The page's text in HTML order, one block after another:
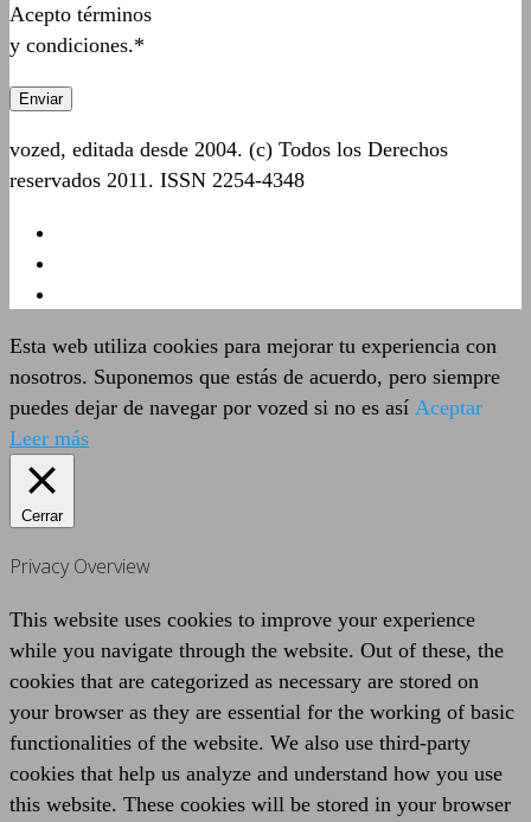
Acepto términos
y condiciones.*
vozed, editada desde 2004. (c) Todos los Derechos
reservados 2011. ISSN 2254-4348
Esta web utiliza cookies para mejorar tu experiencia con
nosotros. Suponemos que estás de acuerdo, pero siempre
puedes dejar de navegar por vozed si no es así Aceptar
Leer más
Cerrar
Privacy Overview
This website uses cookies to improve your experience
while you navigate through the website. Out of these, the
cookies that are categorized as necessary are stored on
your browser as they are essential for the working of basic
functionalities of the website. We also use third-party
cookies that help us analyze and understand how you use
this website. These cookies will be stored in your browser